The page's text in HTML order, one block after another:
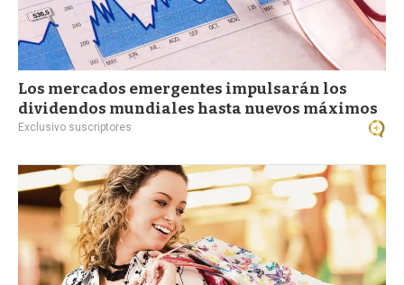
Los mercados emergentes impulsarán los
dividendos mundiales hasta nuevos máximos
Exclusivo suscriptores